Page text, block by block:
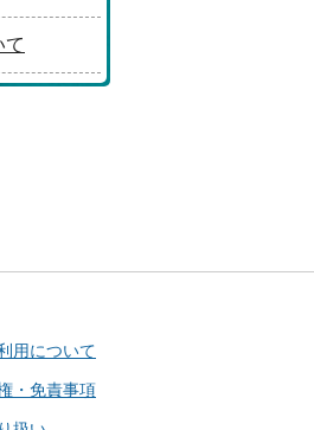
て
用について
・免責事項